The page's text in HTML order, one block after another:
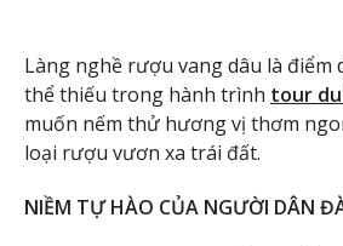
Làng nghề rượu vang dâu là điểm
thể thiếu trong hành trình tour
muốn nếm thử hương vị thơm
loại rượu vươn xa trái đất.
NIỀM TỰ HÀO CỦA NGƯỜI DÂN